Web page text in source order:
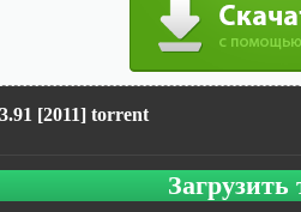
[2011] torrent
Загрузить